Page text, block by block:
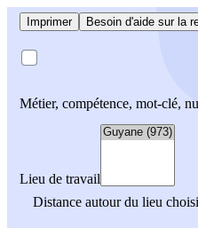
Imprimer Besoin d'aide sur la
Métier, compétence, mot-clé,
Lieu de travail
Distance autour du lieu choisi